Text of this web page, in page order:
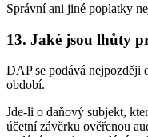
Správní ani jiné poplatky
13. Jaké jsou lhůty
DAP se podává nejpozději
období.
Jde-li o daňový subjekt,
účetní závěrku ověřenou